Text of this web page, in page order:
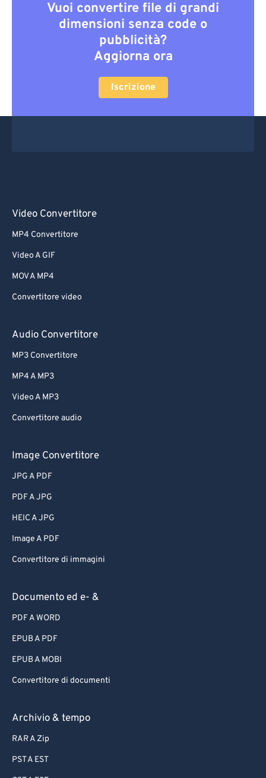
Vuoi convertire file di grandi
dimensioni senza code o
pubblicità?
Aggiorna ora
Iscrizione
Video Convertitore
MP4 Convertitore
Video A GIF
MOV A MP4
Convertitore video
Audio Convertitore
MP3 Convertitore
MP4 A MP3
Video A MP3
Convertitore audio
Image Convertitore
JPG A PDF
PDF A JPG
HEIC A JPG
Image A PDF
Convertitore di immagini
Documento ed e- &
PDF A WORD
EPUB A PDF
EPUB A MOBI
Convertitore di documenti
Archivio & tempo
RAR A Zip
PST A EST